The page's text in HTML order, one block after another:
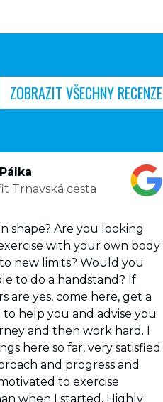
ZOBRAZIT VŠECHNY RECENZE
Trnavská cesta
shape? Are you looking
with your own body
new limits? Would you
to do a handstand? If
are yes, come here, get a
to help you and advise you
and then work hard. I
here so far, very satisfied
and progress and
to exercise
when I started. Highly